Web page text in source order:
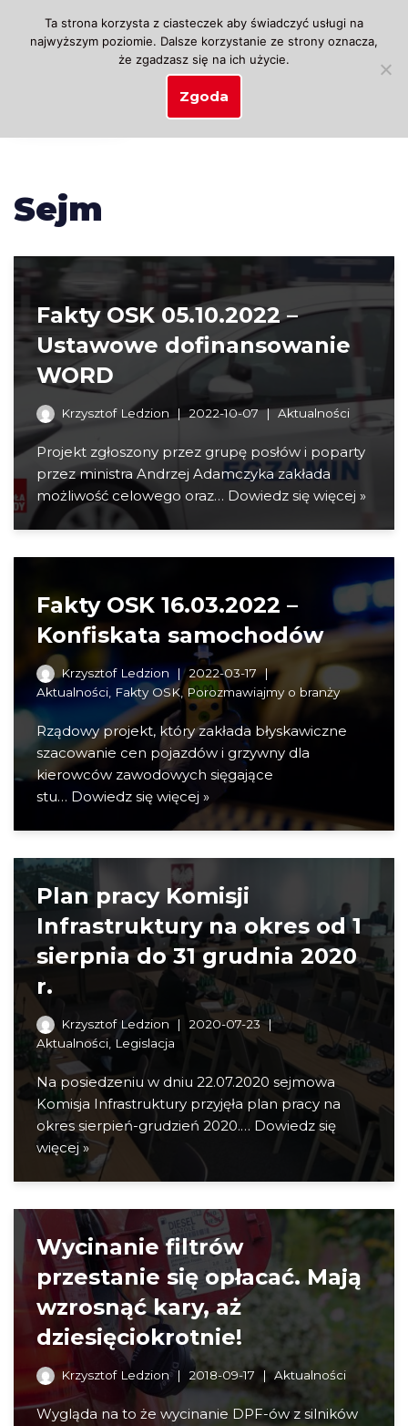
Przejdź
Sejm
Fakty OSK 05.10.2022 –
Ustawowe dofinansowanie
WORD
Krzysztof Ledzion 2022-10-07 Aktualności
Projekt zgłoszony przez grupę posłów i poparty
przez ministra Andrzej Adamczyka zakłada
możliwość celowego oraz… Dowiedz się więcej »
Fakty OSK 16.03.2022 –
Konfiskata samochodów
Krzysztof Ledzion
2022-03-17
Aktualności Fakty OSK, Porozmawiajmy o branży
Rządowy projekt, który zakłada błyskawiczne
szacowanie cen pojazdów i grzywny dla
kierowców zawodowych sięgające
stu… Dowiedz się więcej »
Plan pracy Komisji
Infrastruktury na okres od 1
sierpnia do 31 grudnia 2020
r.
Krzysztof Ledzion
2020-07-23
Aktualności Legislacja
Na posiedzeniu w dniu 22.07.2020 sejmowa
Komisja Infrastruktury przyjęła plan pracy na
okres sierpień-grudzień 2020.… Dowiedz się
więcej »
Wycinanie filtrów
przestanie się opłacać. Mają
wzrosnąć kary, aż
dziesięciokrotnie!
Krzysztof Ledzion 2018-09-17 Aktualności
Wygląda na to że wycinanie DPF-ów z silników
Ta strona korzysta z ciasteczek aby świadczyć usługi na
najwyższym poziomie. Dalsze korzystanie ze strony oznacza,
że zgadzasz się na ich użycie.
Zgoda